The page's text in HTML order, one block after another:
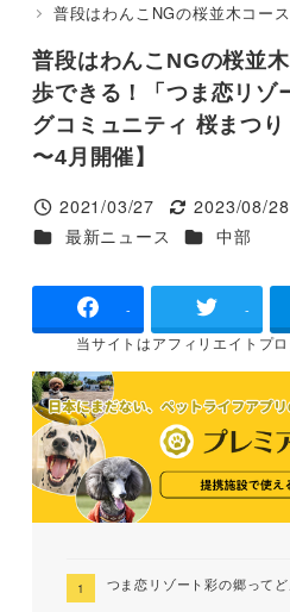
普段はわんこNGの桜並木コースで愛犬とお散歩できる！「つま恋リゾート彩の郷
普段はわんこNGの桜並
歩できる！「つま恋リゾ
グコミュニティ 桜まつ
〜4月開催】
投稿日
2021/03/27
更新日
2023/08/28
カテゴリー
最新ニュース カテゴリー
中部
- -
当サイトはアフィリエイトプ
つま恋リゾート彩の郷ってど